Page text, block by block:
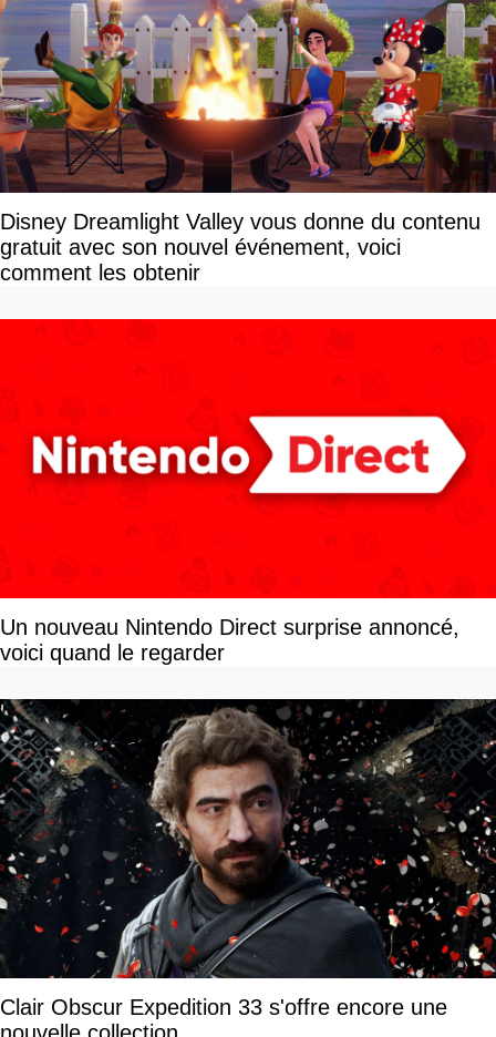
Disney Dreamlight Valley vous donne du contenu
gratuit avec son nouvel événement, voici
comment les obtenir
Un nouveau Nintendo Direct surprise annoncé,
voici quand le regarder
Clair Obscur Expedition 33 s'offre encore une
nouvelle collection